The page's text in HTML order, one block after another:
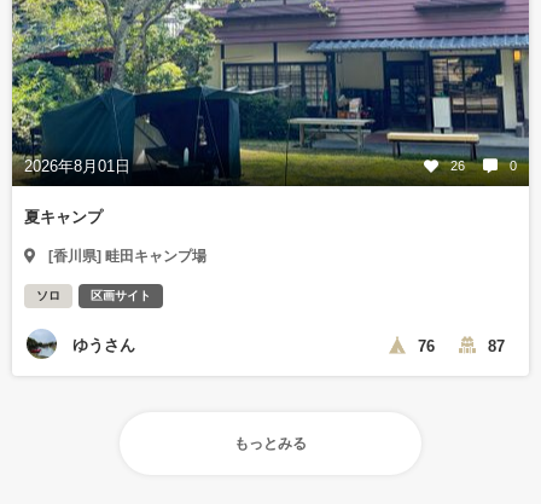
2026年8月01日 26 0
夏キャンプ
[香川県] 畦田キャンプ場
ソロ 区画サイト
ゆうさん 76 87
もっとみる